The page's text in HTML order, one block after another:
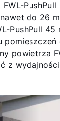
PushPull
do 26
PushPull 45
pomieszczeń
powietrza
z